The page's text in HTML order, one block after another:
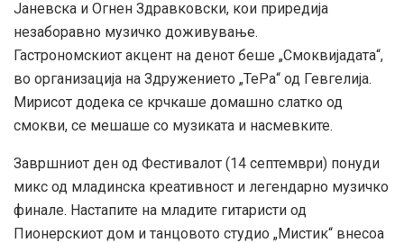
Јаневска и Огнен Здравковски, кои приредија
незаборавно музичко доживување.
Гастрономскиот акцент на денот беше „Смоквијадата“,
во организација на Здружението „ТеРа“ од Гевгелија.
Мирисот додека се крчкаше домашно слатко од
смокви, се мешаше со музиката и насмевките.
Завршниот ден од Фестивалот (14 септември) понуди
микс од младинска креативност и легендарно музичко
финале. Настапите на младите гитаристи од
Пионерскиот дом и танцовото студио „Мистик“ внесоа